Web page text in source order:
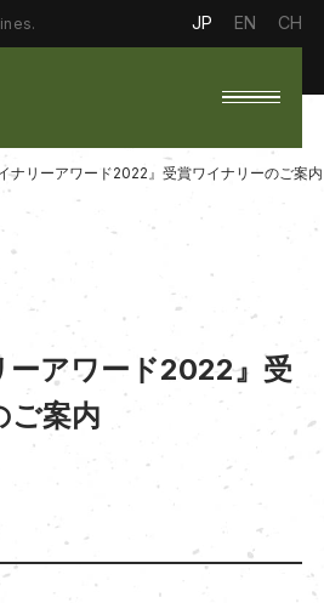
JP EN CH
ナリーアワード2022』受賞ワイナリーのご案内
ーアワード2022』受
ご案内